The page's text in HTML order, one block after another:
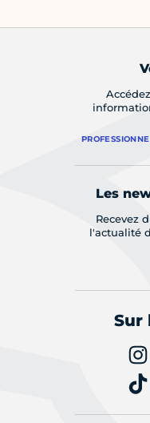
Les
Recevez
l'actualité
Sur